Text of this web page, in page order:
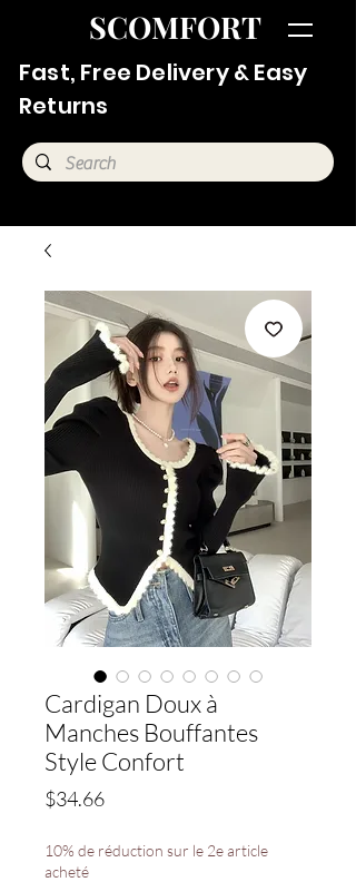
SCOMFORT
Fast, Free Delivery & Easy
Returns
Cardigan Doux à
Manches Bouffantes
Style Confort
$34.66Price
10% de réduction sur le 2e article
acheté